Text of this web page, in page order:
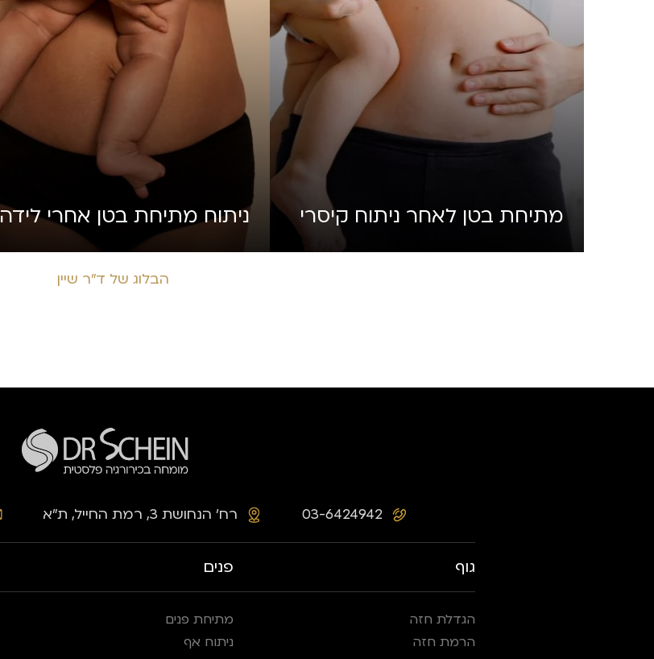
מתיחת בטן לאחר ניתוח קיסרי ניתוח מתיחת בטן אחרי לידה
הבלוג של ד״ר שיין
03-6424942 רח׳ הנחושת 3, רמת החייל, ת״א
גוף
הגדלת חזה
הרמת חזה
פנים
מתיחת פנים
ניתוח אף